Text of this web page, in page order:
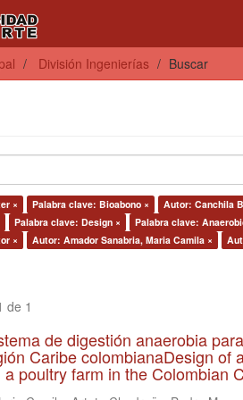
División Ingenierías Buscar
× Palabra clave: Bioabono × Autor: Canchila
Palabra clave: Design × Palabra clave:
×
Autor: Amador Sanabria, Maria Camila ×
de 1
de digestión anaerobia
Caribe colombianaDesign of
poultry farm in the Colombian